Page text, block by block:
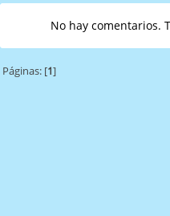
No hay comentarios.
Páginas: [1]